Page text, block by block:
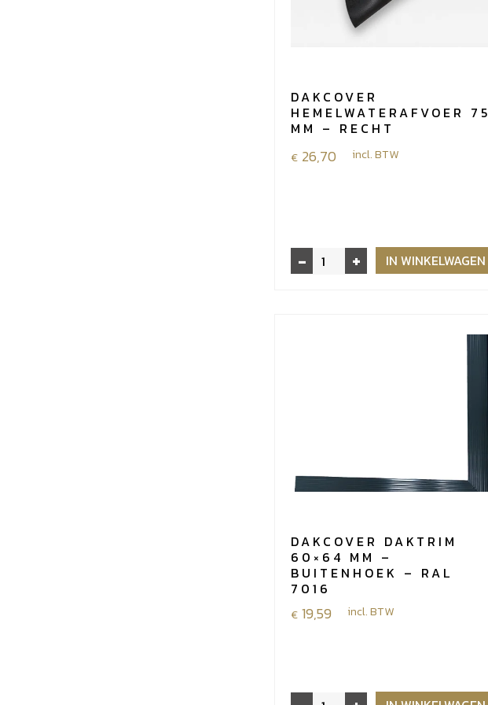
DAKCOVER
HEMELWATERAFVOER 75
MM – RECHT
€ 26,70 incl. BTW
-
Dakcover
hemelwaterafvoer
+ IN WINKELWAGEN
DAKCOVER DAKTRIM
60×64 MM –
BUITENHOEK – RAL
7016
€ 19,59 incl. BTW